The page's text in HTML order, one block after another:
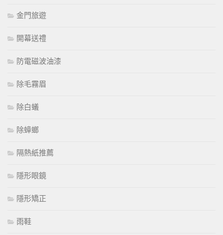
金門旅遊
開幕送禮
防電磁波油漆
除毛霧眉
除白蟻
除蟑螂
隔熱紙推薦
隱形眼鏡
隱形矯正
雨鞋